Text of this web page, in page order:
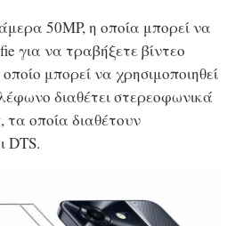
50MP, η οποία μπορεί να
για να τραβήξετε βίντεο
μπορεί να χρησιμοποιηθεί
διαθέτει στερεοφωνικά
τα οποία διαθέτουν
DTS.